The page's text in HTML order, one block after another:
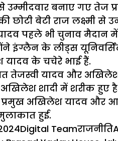
बनाए गए तेज
छोटी बेटी राज लक्ष्मी से
पहले भी चुनाव
इंग्लैन के लीड्स
यादव के चचेरे भाई हैं.
तेजस्वी यादव और
शादी में शरीक हुए
अखिलेश यादव और
हुई.
Author
Digital Teamराजनीति